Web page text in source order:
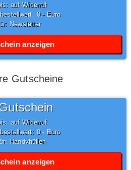
auf Widerruf
0,- Euro
Newsletter
anzeigen
Gutscheine
auf Widerruf
0,- Euro
Handyhüllen
anzeigen